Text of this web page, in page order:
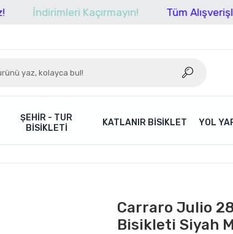
İndirimleri Kaçırmayın! Tüm
ŞEHIR - TUR
BISIKLETI
KATLANIR BISIKLET YOL
Carraro Julio
Bisikleti Siyah